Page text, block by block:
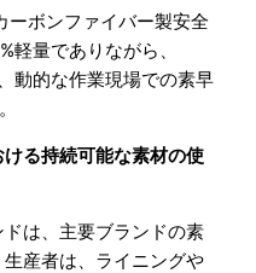
ボンファイバー製安全
軽量でありながら、
動的な作業現場での素早
る持続可能な素材の使
は、主要ブランドの素
産者は、ライニングや